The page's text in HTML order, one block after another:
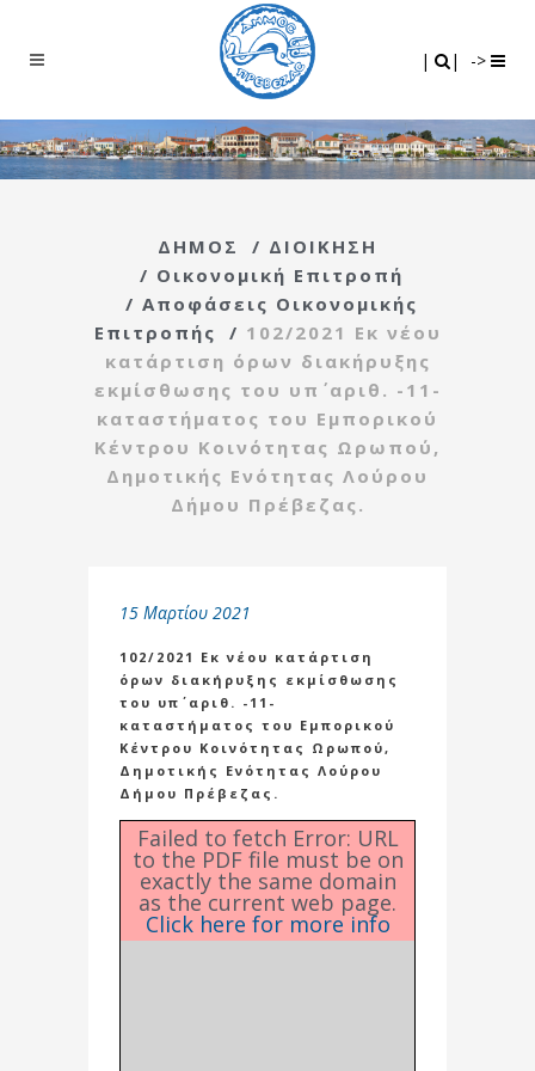
| | ->
ΔΗΜΟΣ / ΔΙΟΙΚΗΣΗ
/ Οικονομική Επιτροπή
/ Αποφάσεις Οικονομικής
Επιτροπής
/ 102/2021 Εκ νέου
κατάρτιση όρων διακήρυξης
εκμίσθωσης του υπ΄ αριθ. -11-
καταστήματος του Εμπορικού
Κέντρου Κοινότητας Ωρωπού,
Δημοτικής Ενότητας Λούρου
Δήμου Πρέβεζας.
15 Μαρτίου 2021
102/2021 Εκ νέου κατάρτιση
όρων διακήρυξης εκμίσθωσης
του υπ΄ αριθ. -11-
καταστήματος του Εμπορικού
Κέντρου Κοινότητας Ωρωπού,
Δημοτικής Ενότητας Λούρου
Δήμου Πρέβεζας.
Failed to fetch Error: URL
to the PDF file must be on
exactly the same domain
as the current web page.
Click here for more info